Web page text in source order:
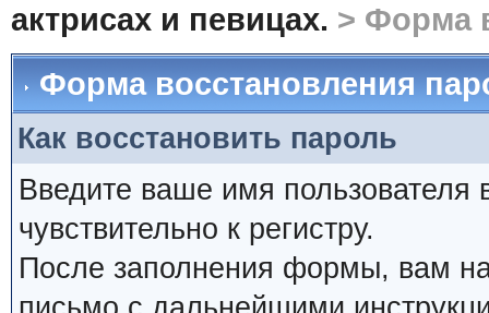
актрисах и певицах. > Форма
Форма восстановления
Как восстановить пароль
Введите ваше имя
чувствительно к регистру.
После заполнения формы, вам на